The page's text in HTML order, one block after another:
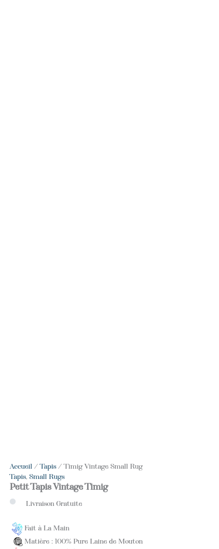
Accueil /Tapis / Timig Vintage Small Rug
Tapis, Small Rugs
Petit Tapis Vintage Timig
Livraison Gratuite
Fait à La Main
Matière : 100% Pure Laine de Mouton